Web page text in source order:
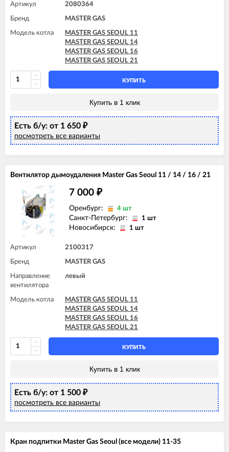
Артикул 2080364
Бренд MASTER GAS
Модель котла
MASTER GAS SEOUL 11
MASTER GAS SEOUL 14
MASTER GAS SEOUL 16
MASTER GAS SEOUL 21
КУПИТЬ
Купить в 1 клик
Есть б/у: от 1 650 ₽
посмотреть все варианты
Вентилятор дымоудаления Master Gas Seoul 11 / 14 / 16 / 21
7 000 ₽
Оренбург: 4 шт
Санкт-Петербург: 1 шт
Новосибирск: 1 шт
Артикул 2100317
Бренд MASTER GAS
Направление
вентилятора
левый
Модель котла
MASTER GAS SEOUL 11
MASTER GAS SEOUL 14
MASTER GAS SEOUL 16
MASTER GAS SEOUL 21
КУПИТЬ
Купить в 1 клик
Есть б/у: от 1 500 ₽
посмотреть все варианты
Кран подпитки Master Gas Seoul (все модели) 11-35